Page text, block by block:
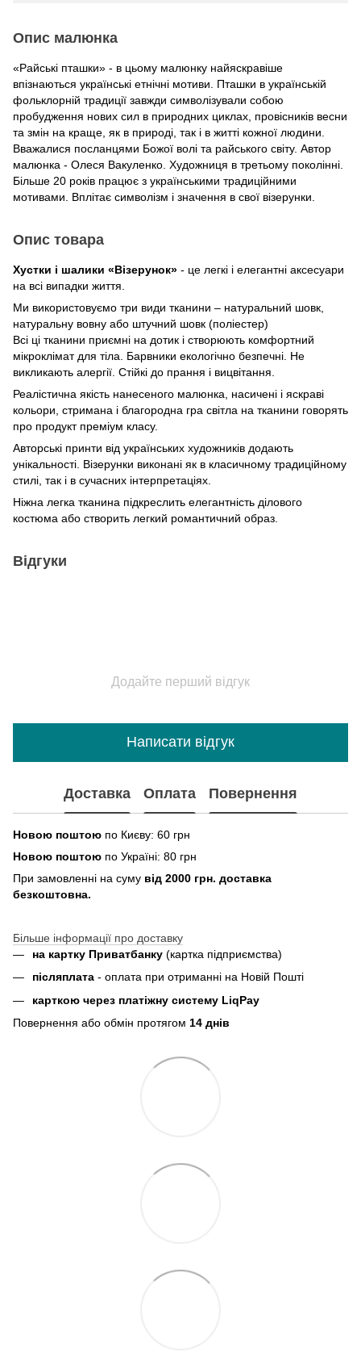
Опис малюнка
«Райські пташки» - в цьому малюнку найяскравіше
впізнаються українські етнічні мотиви. Пташки в українській
фольклорній традиції завжди символізували собою
пробудження нових сил в природних циклах, провісників весни
та змін на краще, як в природі, так і в житті кожної людини.
Вважалися посланцями Божої волі та райського світу. Автор
малюнка - Олеся Вакуленко. Художниця в третьому поколінні.
Більше 20 років працює з українськими традиційними
мотивами. Вплітає символізм і значення в свої візерунки.
Опис товара
Хустки і шалики «Візерунок» - це легкі і елегантні аксесуари
на всі випадки життя.
Ми використовуємо три види тканини – натуральний шовк,
натуральну вовну або штучний шовк (поліестер)
Всі ці тканини приємні на дотик і створюють комфортний
мікроклімат для тіла. Барвники екологічно безпечні. Не
викликають алергії. Стійкі до прання і вицвітання.
Реалістична якість нанесеного малюнка, насичені і яскраві
кольори, стримана і благородна гра світла на тканини говорять
про продукт преміум класу.
Авторські принти від українських художників додають
унікальності. Візерунки виконані як в класичному традиційному
стилі, так і в сучасних інтерпретаціях.
Ніжна легка тканина підкреслить елегантність ділового
костюма або створить легкий романтичний образ.
Відгуки
Додайте перший відгук
Написати відгук
Доставка Оплата Повернення
Новою поштою по Києву: 60 грн
Новою поштою по Україні: 80 грн
При замовленні на суму від 2000 грн. доставка
безкоштовна.
Більше інформації про доставку
на картку Приватбанку (картка підприємства)
пiсляплата - оплата при отриманнi на Новій Пошті
карткою через платіжну систему LiqPay
Повернення або обмін протягом 14 днів